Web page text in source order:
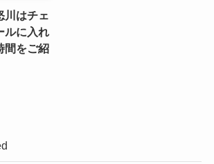
川はチェ
ルに入れ
間をご紹